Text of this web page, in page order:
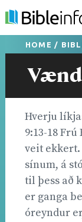
HOME /
Hverju
9:13-18
veit
sínum, á
til þess að
er ganga
óreyndur